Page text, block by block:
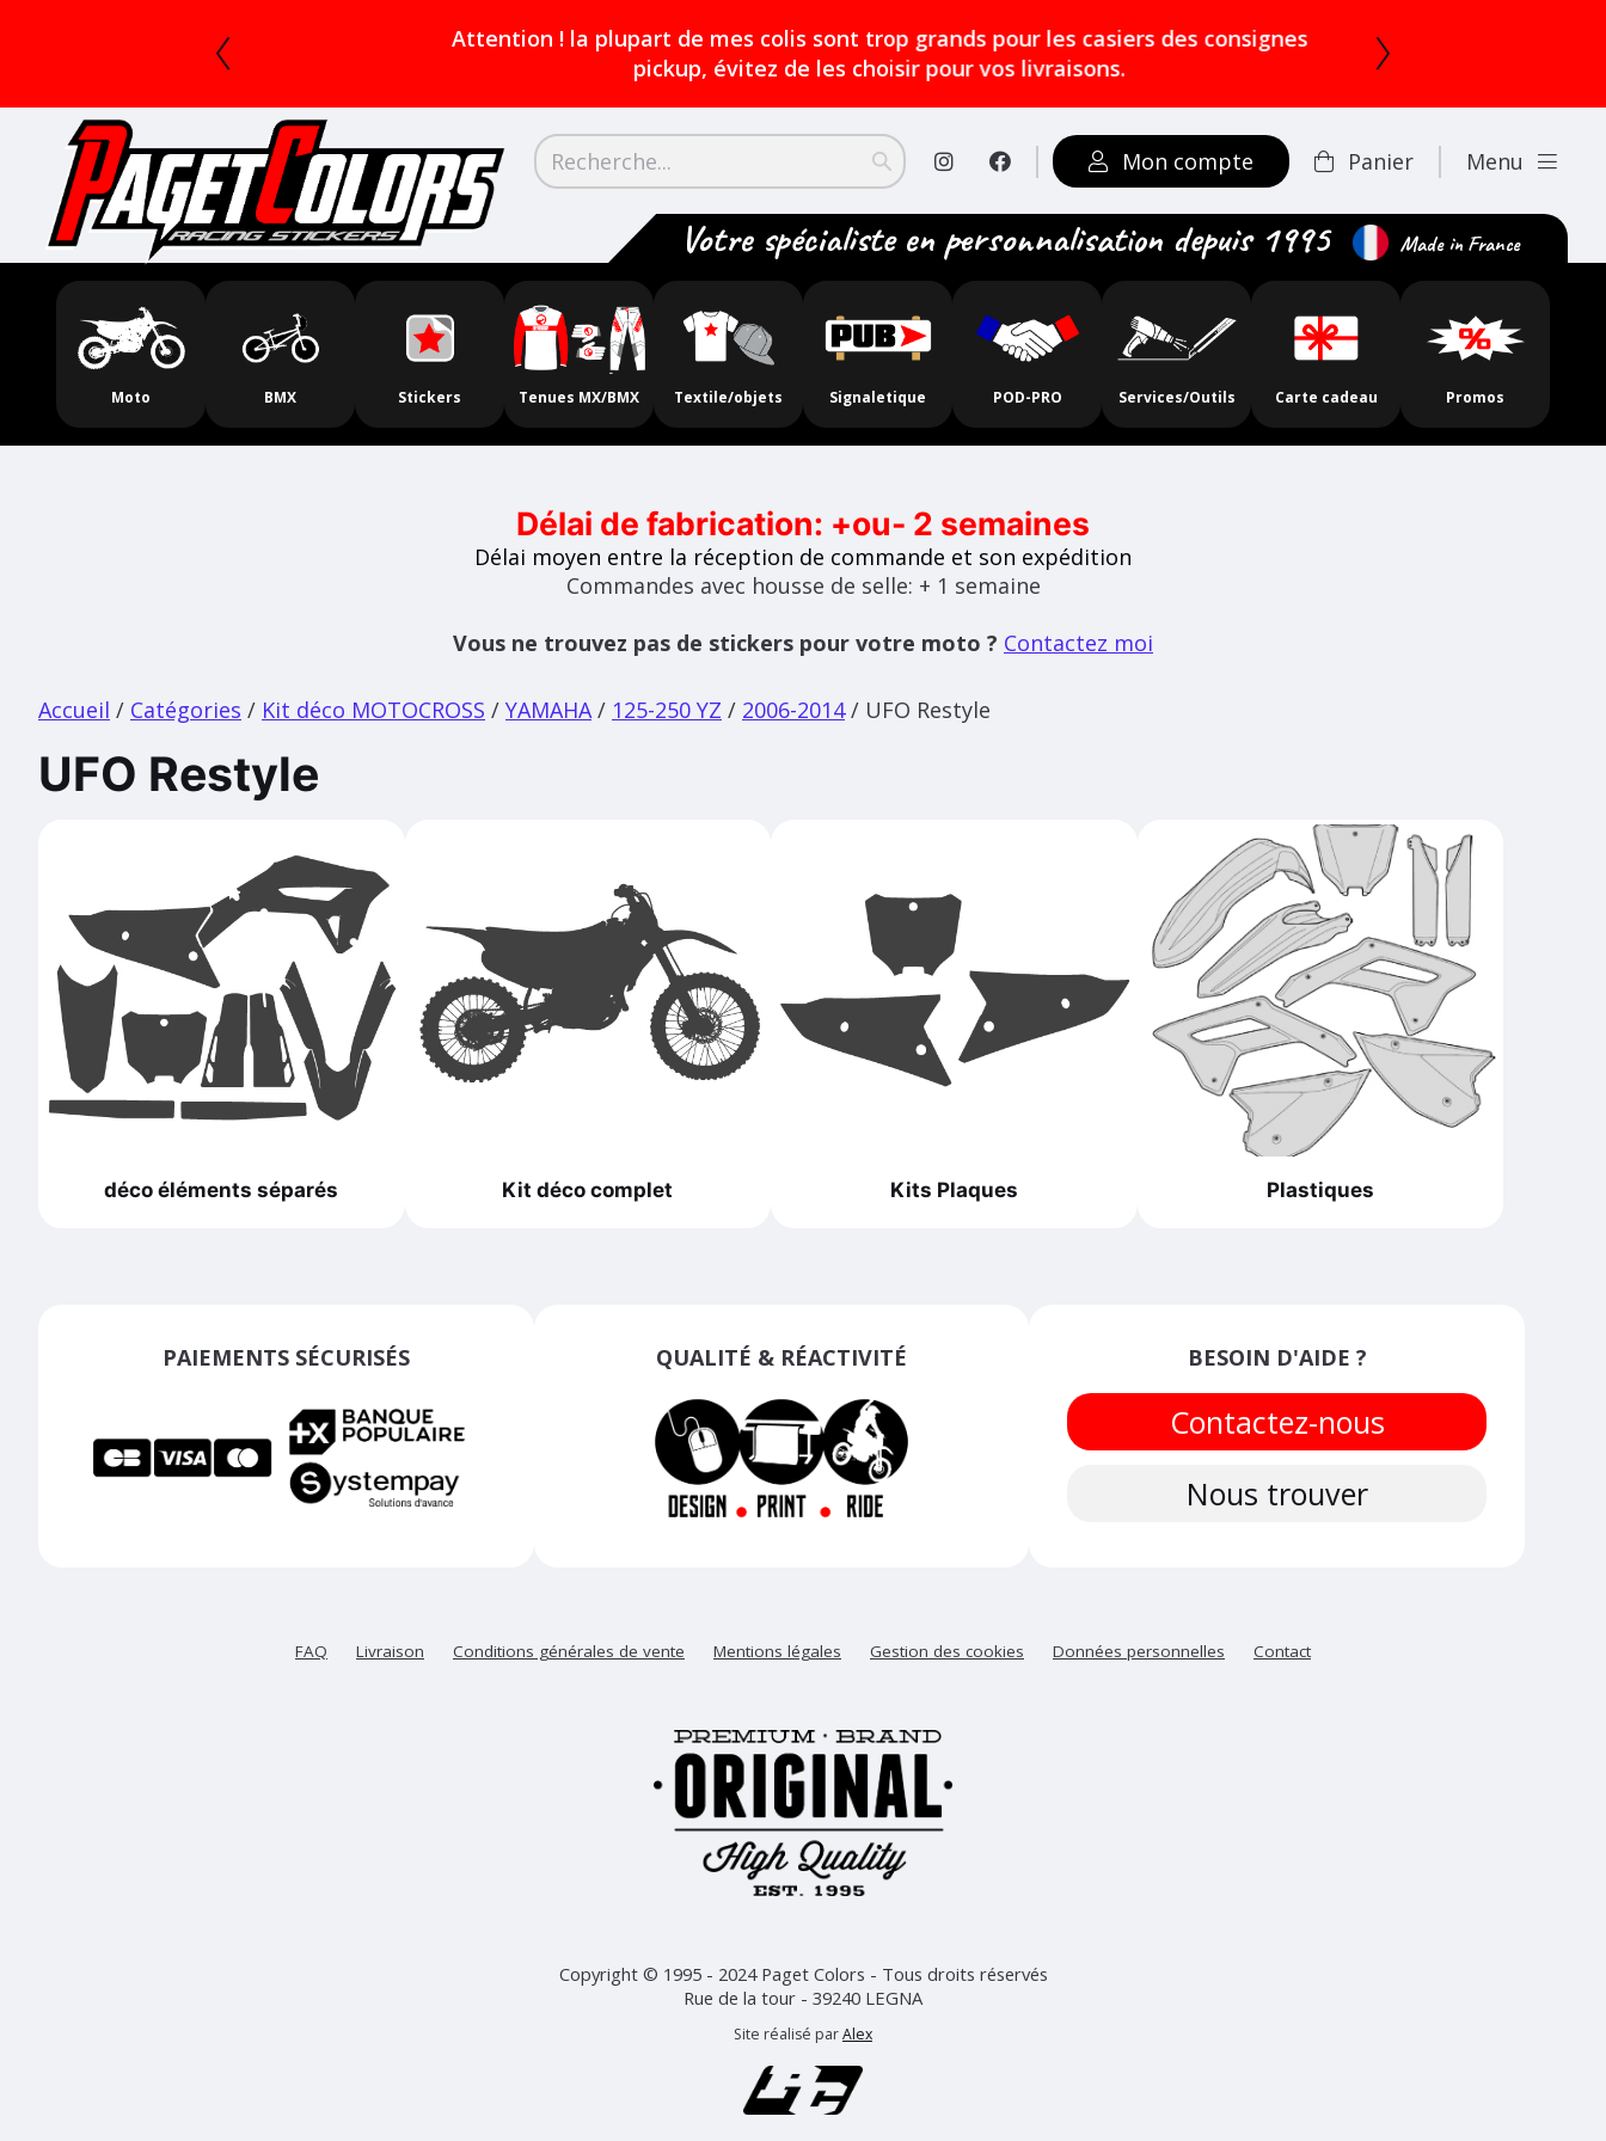
Slideshow Items
Attention ! la plupart de mes colis sont trop grands pour les casiers des consignes
pickup, évitez de les choisir pour vos livraisons.
Mon compte Panier Menu
Votre spécialiste en personnalisation depuis 1995 Made in France
Moto BMX Stickers Tenues MX/BMX Textile/objets Signaletique POD-PRO Services/Outils Carte cadeau Promos
Délai de fabrication: +ou- 2 semaines
Délai moyen entre la réception de commande et son expédition
Commandes avec housse de selle: + 1 semaine
Vous ne trouvez pas de stickers pour votre moto ? Contactez moi
Accueil / Catégories / Kit déco MOTOCROSS / YAMAHA/ 125-250 YZ / 2006-2014/ UFO Restyle
UFO Restyle
déco éléments séparés Kit déco complet Kits Plaques Plastiques
PAIEMENTS SÉCURISÉS QUALITÉ & RÉACTIVITÉ BESOIN D'AIDE ?
Contactez-nous
Nous trouver
FAQ Livraison Conditions générales de vente Mentions légales Gestion des cookies Données personnelles Contact
Copyright © 1995 - 2024 Paget Colors - Tous droits réservés
Rue de la tour - 39240 LEGNA
Site réalisé parAlex